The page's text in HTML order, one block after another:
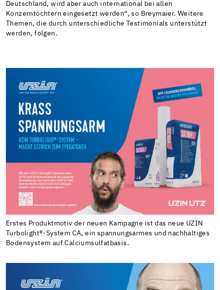
Deutschland, wird aber auch international bei allen
Konzerntöchtern eingesetzt werden“, so Breymaier. Weitere
Themen, die durch unterschiedliche Testimonials unterstützt
werden, folgen.
Erstes Produktmotiv der neuen Kampagne ist das neue UZIN
Turbolight®-System CA, ein spannungsarmes und nachhaltiges
Bodensystem auf Calciumsulfatbasis.